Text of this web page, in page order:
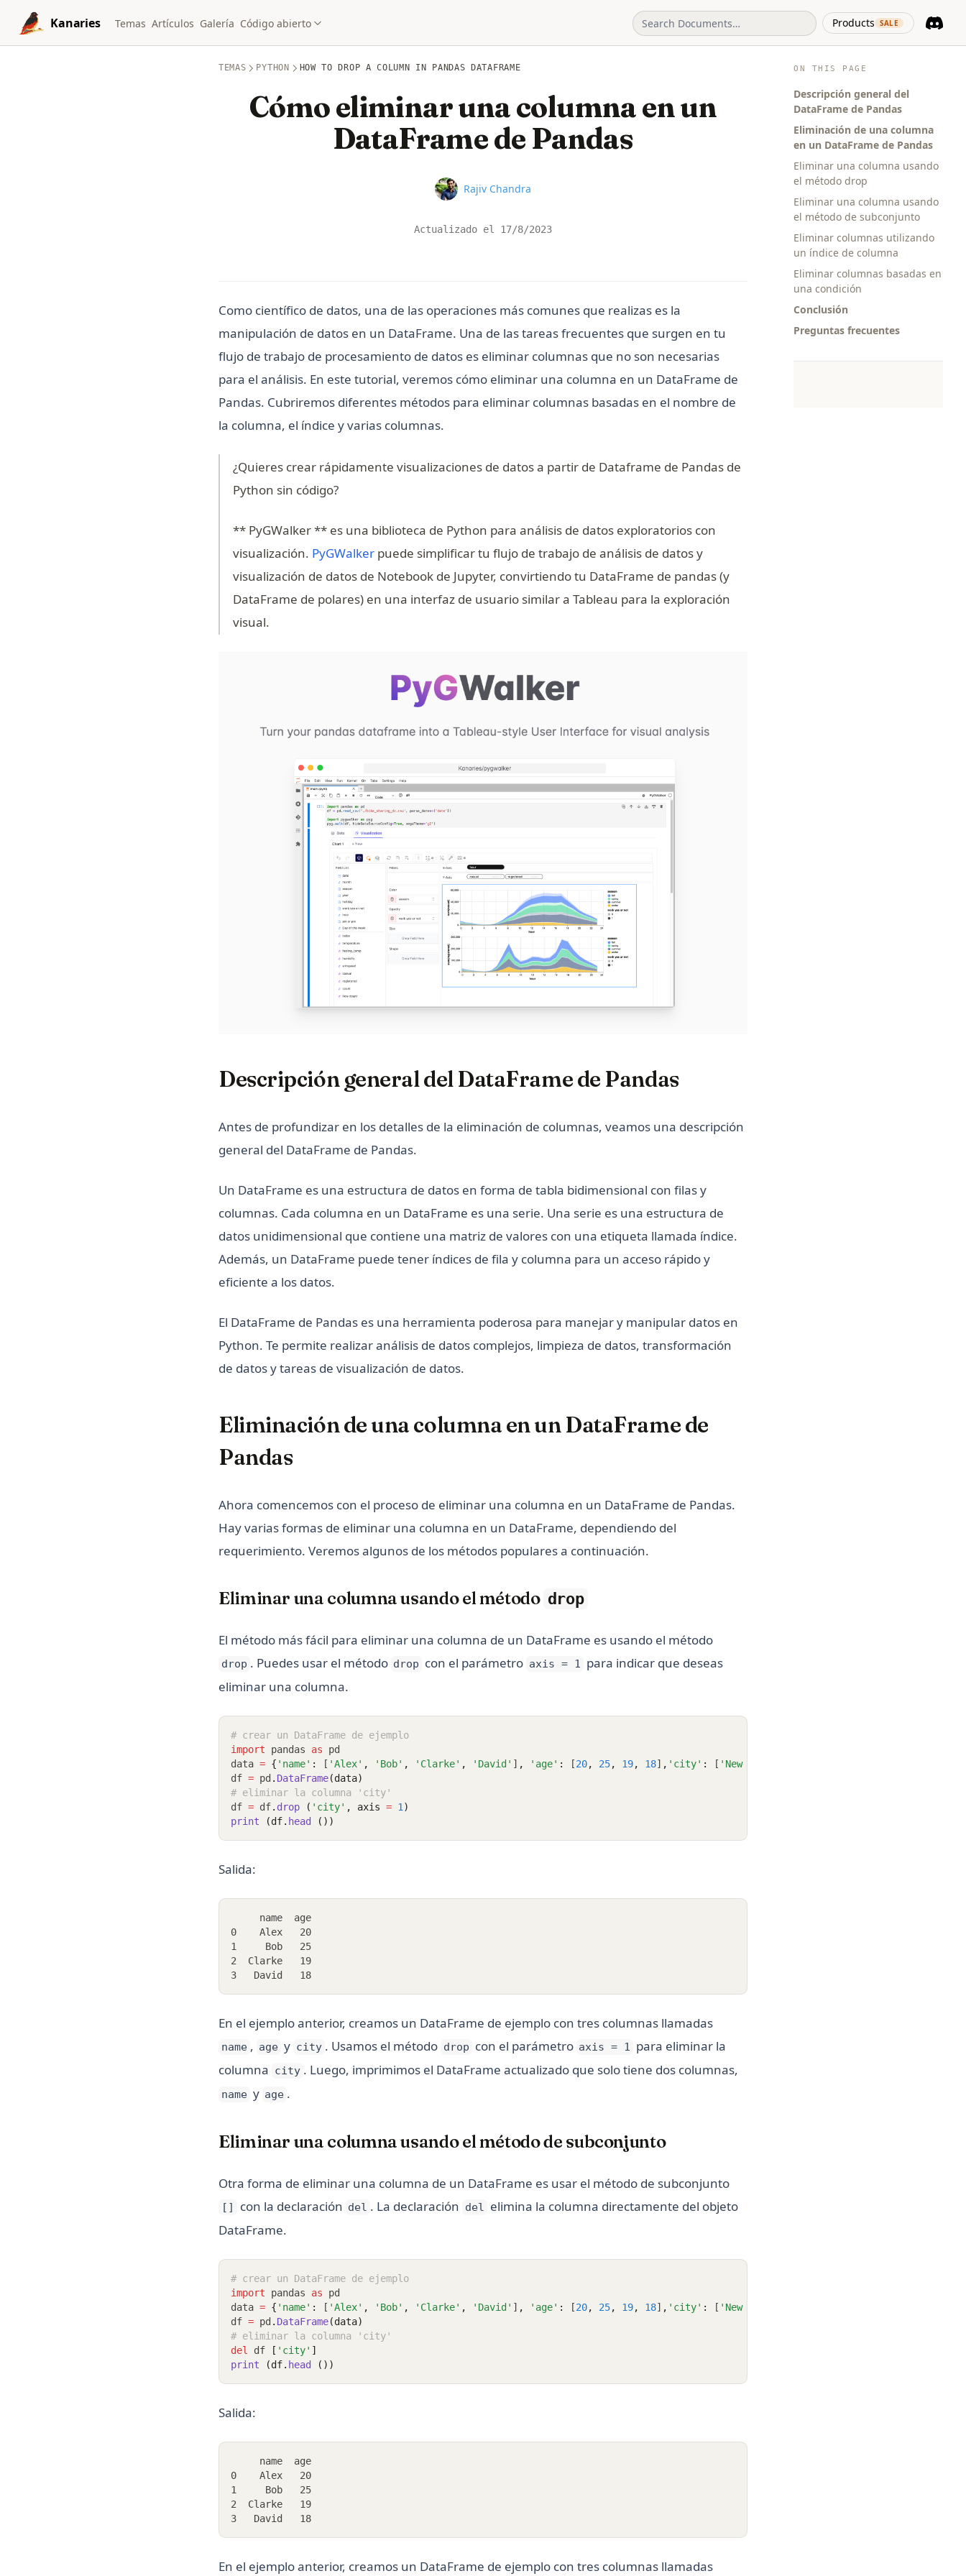
Skip to content
Kanaries
Temas Artículos Galería Código abierto Products SALE
(opens in
ON THIS PAGE
Descripción general del
DataFrame de Pandas
Eliminación de una columna
en un DataFrame de Pandas
Eliminar una columna usando
el método drop
Eliminar una columna usando
el método de subconjunto
Eliminar columnas utilizando
un índice de columna
Eliminar columnas basadas en
una condición
Conclusión
Preguntas frecuentes
TEMAS PYTHON HOW TO DROP A COLUMN IN PANDAS DATAFRAME
Cómo eliminar una columna en un
DataFrame de Pandas
Name
Rajiv Chandra
Actualizado el 17/8/2023
Como científico de datos, una de las operaciones más comunes que realizas es la
manipulación de datos en un DataFrame. Una de las tareas frecuentes que surgen en tu
flujo de trabajo de procesamiento de datos es eliminar columnas que no son necesarias
para el análisis. En este tutorial, veremos cómo eliminar una columna en un DataFrame de
Pandas. Cubriremos diferentes métodos para eliminar columnas basadas en el nombre de
la columna, el índice y varias columnas.
¿Quieres crear rápidamente visualizaciones de datos a partir de Dataframe de Pandas de
Python sin código?
** PyGWalker ** es una biblioteca de Python para análisis de datos exploratorios con
visualización. PyGWalker(opens in a new tab)
puede simplificar tu flujo de trabajo de análisis de datos y
visualización de datos de Notebook de Jupyter, convirtiendo tu DataFrame de pandas (y
DataFrame de polares) en una interfaz de usuario similar a Tableau para la exploración
visual.
Descripción general del DataFrame de Pandas
Antes de profundizar en los detalles de la eliminación de columnas, veamos una descripción
general del DataFrame de Pandas.
Un DataFrame es una estructura de datos en forma de tabla bidimensional con filas y
columnas. Cada columna en un DataFrame es una serie. Una serie es una estructura de
datos unidimensional que contiene una matriz de valores con una etiqueta llamada índice.
Además, un DataFrame puede tener índices de fila y columna para un acceso rápido y
eficiente a los datos.
El DataFrame de Pandas es una herramienta poderosa para manejar y manipular datos en
Python. Te permite realizar análisis de datos complejos, limpieza de datos, transformación
de datos y tareas de visualización de datos.
Eliminación de una columna en un DataFrame de
Pandas
Ahora comencemos con el proceso de eliminar una columna en un DataFrame de Pandas.
Hay varias formas de eliminar una columna en un DataFrame, dependiendo del
requerimiento. Veremos algunos de los métodos populares a continuación.
Eliminar una columna usando el método drop
El método más fácil para eliminar una columna de un DataFrame es usando el método
drop . Puedes usar el método drop con el parámetro axis = 1 para indicar que deseas
eliminar una columna.
# crear un DataFrame de ejemplo
import pandas as pd
data = { 'name' : [ 'Alex' , 'Bob' , 'Clarke' , 'David' ] , 'age' : [20, 25, 19, 18] , 'city' : [ 'New York'
df = pd . DataFrame(data)
# eliminar la columna 'city'
df = df. drop ( 'city' , axis = 1 )
print
(df. head ())
Salida:
     name  age
0    Alex   20
1     Bob   25
2  Clarke   19
3   David   18
En el ejemplo anterior, creamos un DataFrame de ejemplo con tres columnas llamadas
name , age y city . Usamos el método drop con el parámetro axis = 1 para eliminar la
columna city . Luego, imprimimos el DataFrame actualizado que solo tiene dos columnas,
name y age .
Eliminar una columna usando el método de subconjunto
Otra forma de eliminar una columna de un DataFrame es usar el método de subconjunto
[] con la declaración del . La declaración del elimina la columna directamente del objeto
DataFrame.
# crear un DataFrame de ejemplo
import pandas as pd
data = { 'name' : [ 'Alex' , 'Bob' , 'Clarke' , 'David' ] , 'age' : [20, 25, 19, 18] , 'city' : [ 'New York'
df = pd . DataFrame(data)
# eliminar la columna 'city'
del
df [ 'city' ]
print
(df. head ())
Salida:
     name  age
0    Alex   20
1     Bob   25
2  Clarke   19
3   David   18
En el ejemplo anterior, creamos un DataFrame de ejemplo con tres columnas llamadas